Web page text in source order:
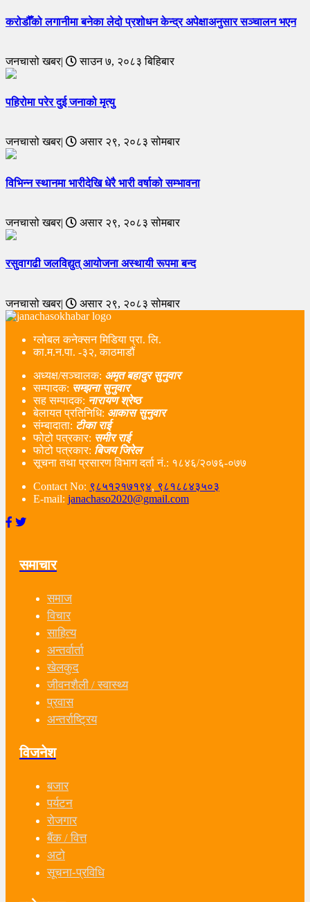
करोडौँको लगानीमा बनेका लेदो प्रशोधन केन्द्र अपेक्षाअनुसार सञ्चालन भएन
जनचासो खबर| साउन ७, २०८३ बिहिबार
पहिरोमा परेर दुई जनाको मृत्यु
जनचासो खबर| असार २९, २०८३ सोमबार
विभिन्न स्थानमा भारीदेखि धेरै भारी वर्षाको सम्भावना
जनचासो खबर| असार २९, २०८३ सोमबार
रसुवागढी जलविद्युत् आयोजना अस्थायी रूपमा बन्द
जनचासो खबर| असार २९, २०८३ सोमबार
ग्लोबल कनेक्सन मिडिया प्रा. लि.
का.म.न.पा. -३२, काठमाडौं
अध्यक्ष/सञ्चालक: अमृत बहादुर सुनुवार
सम्पादक: सम्झना सुनुवार
सह सम्पादक: नारायण श्रेष्ठ
बेलायत प्रतिनिधि: आकास सुनुवार
संम्बादाता: टीका राई
फोटो पत्रकार: समीर राई
फोटो पत्रकार: बिजय जिरेल
सूचना तथा प्रसारण विभाग दर्ता नं‌.: १८४६/२०७६-०७७
Contact No: ९८५१२१७१९४, ९८१८८४३५०३
E-mail: janachaso2020@gmail.com
समाचार
समाज
विचार
साहित्य
अन्तर्वार्ता
खेलकुद
जीवनशैली / स्वास्थ्य
प्रवास
अन्तर्राष्ट्रिय
विजनेश
बजार
पर्यटन
रोजगार
बैंक / वित्त
अटो
सूचना-प्रविधि